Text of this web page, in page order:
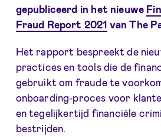
gepubliceerd in het nieuwe
Fraud Report 2021 van The
Het rapport bespreekt de
practices en tools die de
gebruikt om fraude te
onboarding-proces voor
en tegelijkertijd financiële
bestrijden.